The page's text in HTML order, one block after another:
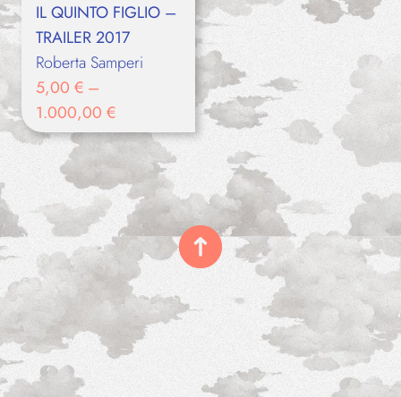
IL QUINTO FIGLIO –
TRAILER 2017
Roberta Samperi
5,00 € –
1.000,00 €